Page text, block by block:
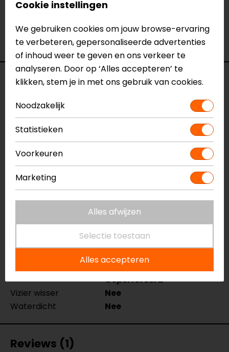
het product bekijken & passen en staan onze
verkoopmedewerkers voor je klaar met advies.
Bekijk onze anderezomer motorhandschoenen.
Specificaties
Naam
Motorhandschoenen
Model
Kleur
Manchetlengte
Materiaal
Leer
Rijstijl
Touring, Adventure
Zomer
Thermovoering
Nee
Meshpanelen,
Geperforeerd
Vizier wisser
Nee
Waterdicht
Nee
Reviews (1)
Cookie instellingen
We gebruiken cookies om jouw browse-ervaring
te verbeteren, gepersonaliseerde advertenties
of inhoud weer te geven en ons verkeer te
analyseren. Door op ‘Alles accepteren’ te
klikken, stem je in met ons gebruik van cookies.
Noodzakelijk
Statistieken
Voorkeuren
Marketing
Alles afwijzen
Selectie toestaan
Alles accepteren